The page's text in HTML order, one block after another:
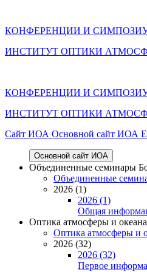
КОНФЕРЕНЦИИ И
ИНСТИТУТ ОПТИКИ
КОНФЕРЕНЦИИ И
ИНСТИТУТ ОПТИКИ
Cайт ИОА Основной сайт ИОА
Основной сайт ИОА
Объединенные семинары
Объединенные
2026 (1)
2026 (1)
Общая
Оптика атмосферы и океана
Оптика атмосферы и
2026 (32)
2026 (32)
Первое